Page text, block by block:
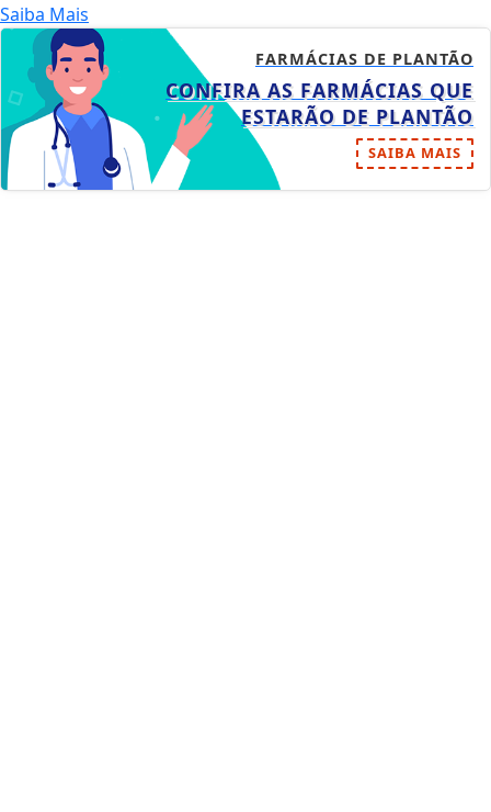
Saiba Mais
FARMÁCIAS DE PLANTÃO
CONFIRA AS FARMÁCIAS QUE
ESTARÃO DE PLANTÃO
SAIBA MAIS